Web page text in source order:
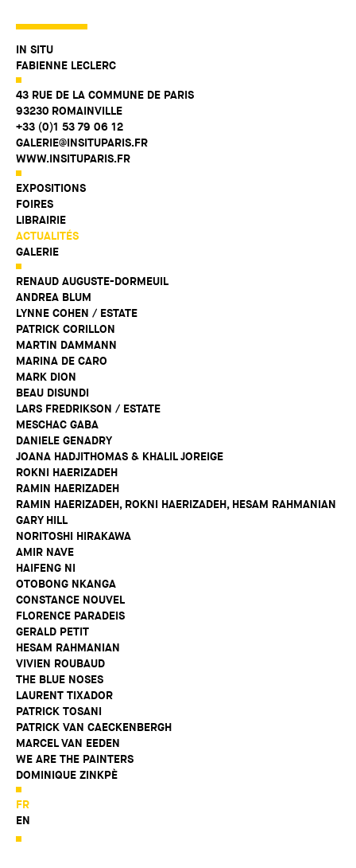
IN SITU
FABIENNE LECLERC
43 RUE DE LA COMMUNE DE PARIS
93230 ROMAINVILLE
+33 (0)1 53 79 06 12
GALERIE@INSITUPARIS.FR
WWW.INSITUPARIS.FR
EXPOSITIONS
FOIRES
LIBRAIRIE
ACTUALITÉS
GALERIE
RENAUD AUGUSTE-DORMEUIL
ANDREA BLUM
LYNNE COHEN / ESTATE
PATRICK CORILLON
MARTIN DAMMANN
MARINA DE CARO
MARK DION
BEAU DISUNDI
LARS FREDRIKSON / ESTATE
MESCHAC GABA
DANIELE GENADRY
JOANA HADJITHOMAS & KHALIL JOREIGE
ROKNI HAERIZADEH
RAMIN HAERIZADEH
RAMIN HAERIZADEH, ROKNI HAERIZADEH, HESAM RAHMANIAN
GARY HILL
NORITOSHI HIRAKAWA
AMIR NAVE
HAIFENG NI
OTOBONG NKANGA
CONSTANCE NOUVEL
FLORENCE PARADEIS
GERALD PETIT
HESAM RAHMANIAN
VIVIEN ROUBAUD
THE BLUE NOSES
LAURENT TIXADOR
PATRICK TOSANI
PATRICK VAN CAECKENBERGH
MARCEL VAN EEDEN
WE ARE THE PAINTERS
DOMINIQUE ZINKPÈ
FR
EN